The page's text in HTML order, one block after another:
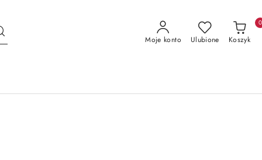
Moje konto Ulubione Koszyk
0